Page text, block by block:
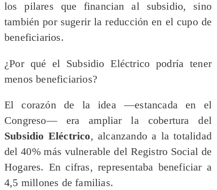
los pilares que financian al subsidio, sino
también por sugerir la reducción en el cupo de
beneficiarios.
¿Por qué el Subsidio Eléctrico podría tener
menos beneficiarios?
El corazón de la idea —estancada en el
Congreso— era ampliar la cobertura del
Subsidio Eléctrico, alcanzando a la totalidad
del 40% más vulnerable del Registro Social de
Hogares. En cifras, representaba beneficiar a
4,5 millones de familias.